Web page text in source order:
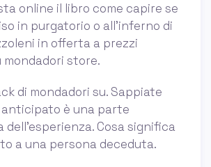
online il libro come capire se
in purgatorio o all'inferno di
in offerta a prezzi
mondadori store.
di mondadori su. Sappiate
anticipato è una parte
dell’esperienza. Cosa significa
a una persona deceduta.